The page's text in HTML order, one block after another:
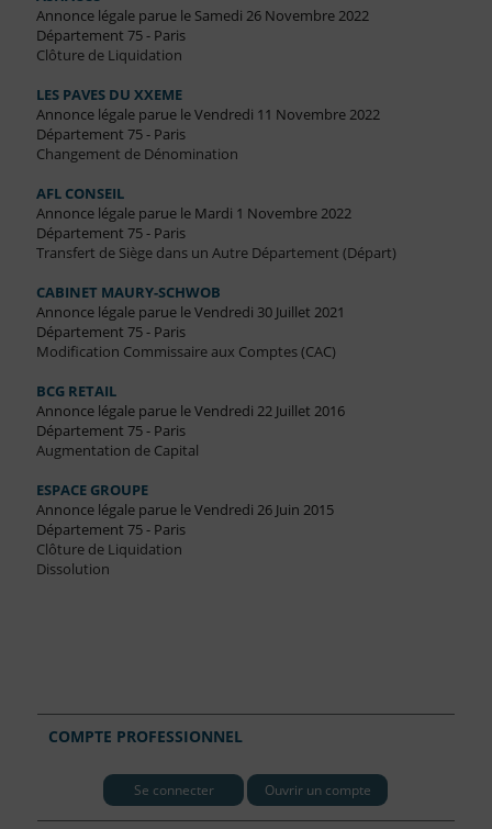
Annonce légale parue le Samedi 26 Novembre 2022
Département 75 - Paris
Clôture de Liquidation
LES PAVES DU XXEME
Annonce légale parue le Vendredi 11 Novembre 2022
Département 75 - Paris
Changement de Dénomination
AFL CONSEIL
Annonce légale parue le Mardi 1 Novembre 2022
Département 75 - Paris
Transfert de Siège dans un Autre Département (Départ)
CABINET MAURY-SCHWOB
Annonce légale parue le Vendredi 30 Juillet 2021
Département 75 - Paris
Modification Commissaire aux Comptes (CAC)
BCG RETAIL
Annonce légale parue le Vendredi 22 Juillet 2016
Département 75 - Paris
Augmentation de Capital
ESPACE GROUPE
Annonce légale parue le Vendredi 26 Juin 2015
Département 75 - Paris
Clôture de Liquidation
Dissolution
COMPTE PROFESSIONNEL
Se connecter Ouvrir un compte